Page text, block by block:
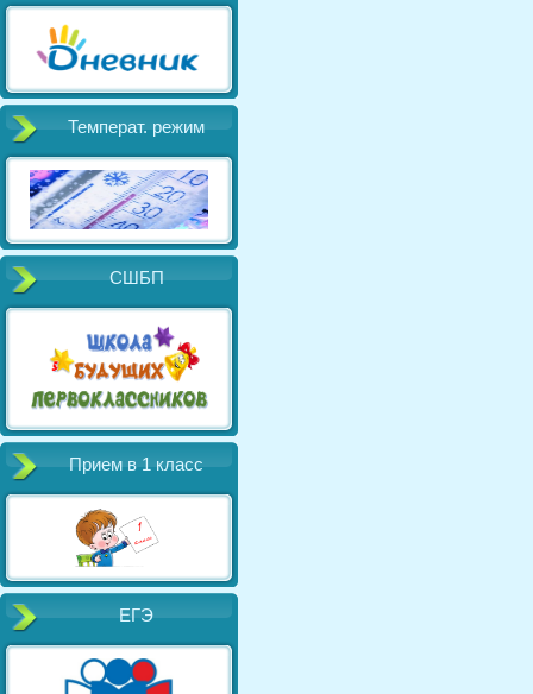
Температ. режим
СШБП
Прием в 1 класс
ЕГЭ